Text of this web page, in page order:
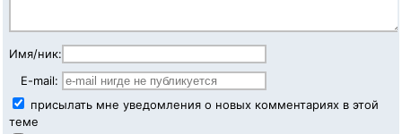
Имя/ник:
E-mail:
присылать мне уведомления о новых комментариях в этой
теме